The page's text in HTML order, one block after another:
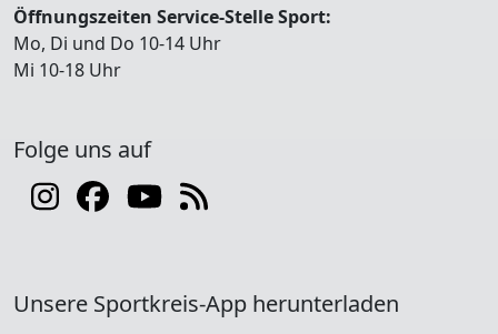
Öffnungszeiten Service-Stelle Sport:
Mo, Di und Do 10-14 Uhr
Mi 10-18 Uhr
Folge uns auf
Unsere Sportkreis-App herunterladen